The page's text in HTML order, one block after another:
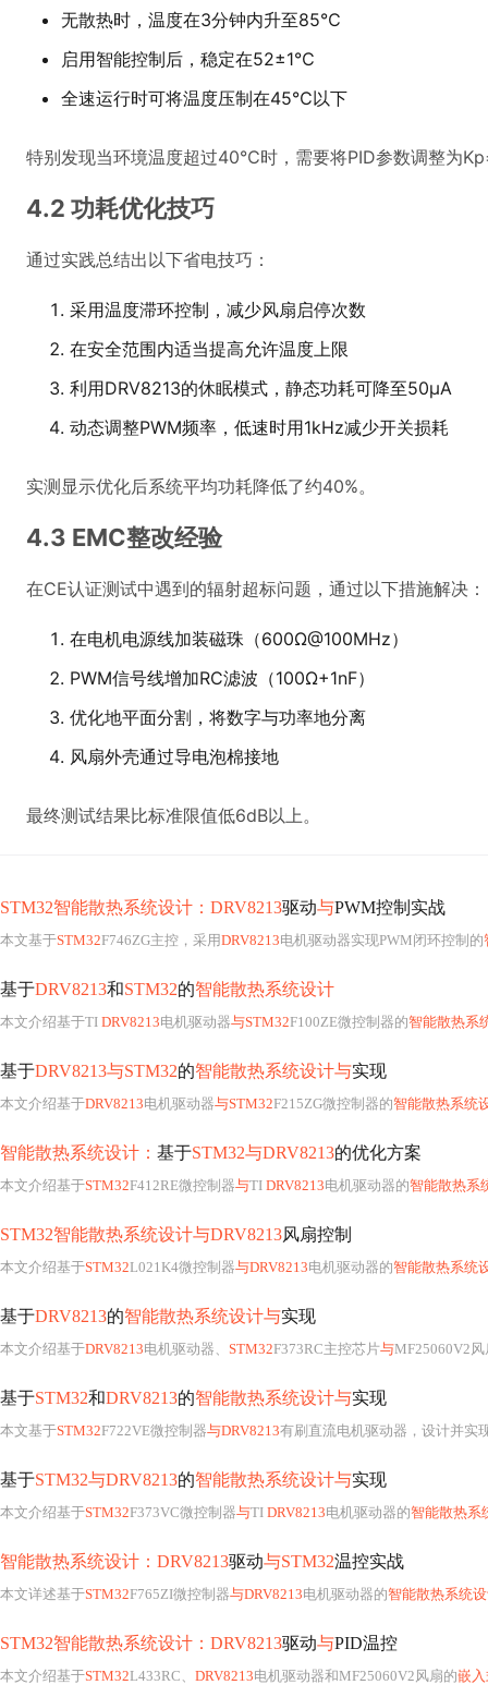
无散热时，温度在3分钟内升至85℃
启用智能控制后，稳定在52±1℃
全速运行时可将温度压制在45℃以下
特别发现当环境温度超过40℃时，需要将PID参数调整为
4.2 功耗优化技巧
通过实践总结出以下省电技巧：
采用温度滞环控制，减少风扇启停次数
在安全范围内适当提高允许温度上限
利用DRV8213的休眠模式，静态功耗可降至50μA
动态调整PWM频率，低速时用1kHz减少开关损耗
实测显示优化后系统平均功耗降低了约40%。
4.3 EMC整改经验
在CE认证测试中遇到的辐射超标问题，通过以下措施解决：
在电机电源线加装磁珠（600Ω@100MHz）
PWM信号线增加RC滤波（100Ω+1nF）
优化地平面分割，将数字与功率地分离
风扇外壳通过导电泡棉接地
最终测试结果比标准限值低6dB以上。
STM32智能散热系统设计：DRV8213驱动与PWM控制实战
本文基于STM32F746ZG主控，采用DRV8213电机驱动器实现PWM闭环控制的
基于DRV8213和STM32的智能散热系统设计
本文介绍基于TI DRV8213电机驱动器与STM32F100ZE微控制器的智能散热系
基于DRV8213与STM32的智能散热系统设计与实现
本文介绍基于DRV8213电机驱动器与STM32F215ZG微控制器的智能散热系统
智能散热系统设计： 基于STM32与DRV8213的优化方案
本文介绍基于STM32F412RE微控制器与TI DRV8213电机驱动器的智能散热系
STM32智能散热系统设计与DRV8213风扇控制
本文介绍基于STM32L021K4微控制器与DRV8213电机驱动器的智能散热系统
基于DRV8213的智能散热系统设计与实现
本文介绍基于DRV8213电机驱动器、 STM32F373RC主控芯片与MF25060V2风
基于STM32和DRV8213的智能散热系统设计与实现
本文基于STM32F722VE微控制器与DRV8213有刷直流电机驱动器，设计并实
基于STM32与DRV8213的智能散热系统设计与实现
本文介绍基于STM32F373VC微控制器与TI DRV8213电机驱动器的智能散热系
智能散热系统设计：DRV8213驱动与STM32温控实战
本文详述基于STM32F765ZI微控制器与DRV8213电机驱动器的智能散热系统
STM32智能散热系统设计：DRV8213驱动与PID温控
本文介绍基于STM32L433RC、 DRV8213电机驱动器和MF25060V2风扇的嵌